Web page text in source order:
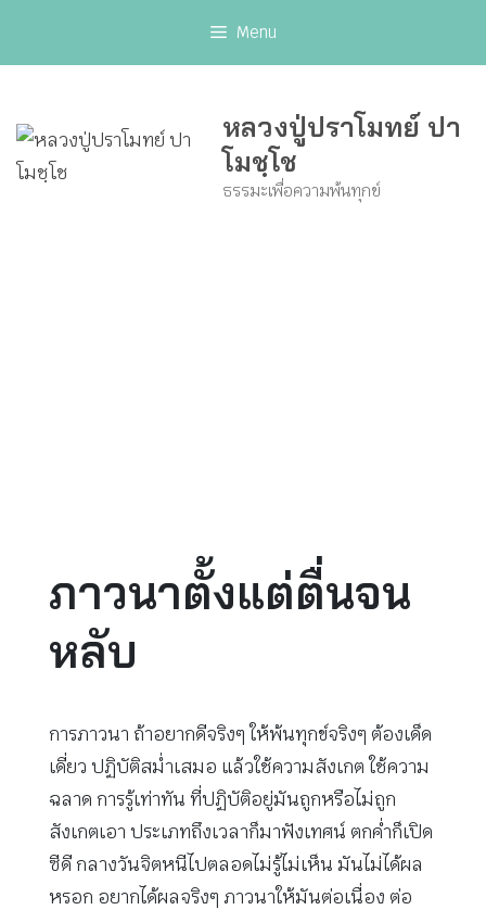
Menu
หลวงปู่ปราโมทย์ ปา
โมชฺโช
ธรรมะเพื่อความพ้นทุกข์
ภาวนาตั้งแต่ตื่นจน
หลับ
การภาวนา ถ้าอยากดีจริงๆ ให้พ้นทุกข์จริงๆ ต้องเด็ด
เดี่ยว ปฏิบัติสม่ำเสมอ แล้วใช้ความสังเกต ใช้ความ
ฉลาด การรู้เท่าทัน ที่ปฏิบัติอยู่มันถูกหรือไม่ถูก
สังเกตเอา ประเภทถึงเวลาก็มาฟังเทศน์ ตกค่ำก็เปิด
ซีดี กลางวันจิตหนีไปตลอดไม่รู้ไม่เห็น มันไม่ได้ผล
หรอก อยากได้ผลจริงๆ ภาวนาให้มันต่อเนื่อง ต่อ